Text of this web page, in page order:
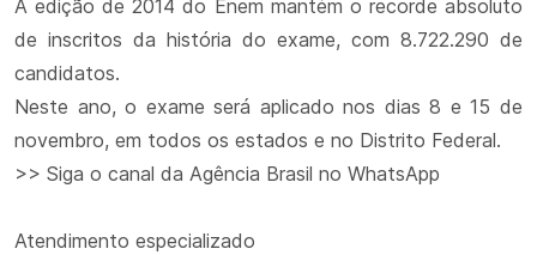
A edição de 2014 do Enem mantém o recorde absoluto
de inscritos da história do exame, com 8.722.290 de
candidatos.
Neste ano, o exame será aplicado nos dias 8 e 15 de
novembro, em todos os estados e no Distrito Federal.
>> Siga o canal da Agência Brasil no WhatsApp
Atendimento especializado